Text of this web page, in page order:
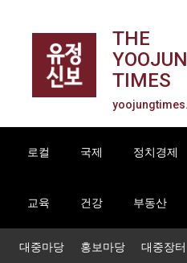
THE
TIMES
로컬 국제 정치경제
교육 건강 부동산
대중마당 홍보마당 대중장터